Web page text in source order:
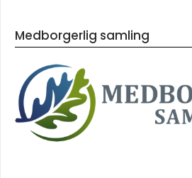
Medborgerlig samling